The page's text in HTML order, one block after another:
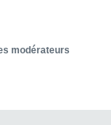
modérateurs